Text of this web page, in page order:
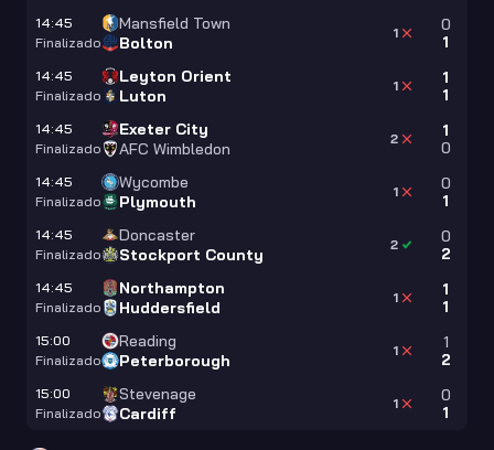
14:45
Finalizado
Mansfield Town
Bolton
0
1
1
14:45
Finalizado
Leyton Orient
Luton
1
1
1
14:45
Finalizado
Exeter City
AFC Wimbledon
1
0
2
14:45
Finalizado
Wycombe
Plymouth
0
1
1
14:45
Finalizado
Doncaster
Stockport County
0
2
2
14:45
Finalizado
Northampton
Huddersfield
1
1
1
15:00
Finalizado
Reading
Peterborough
1
2
1
15:00
Finalizado
Stevenage
Cardiff
0
1
1